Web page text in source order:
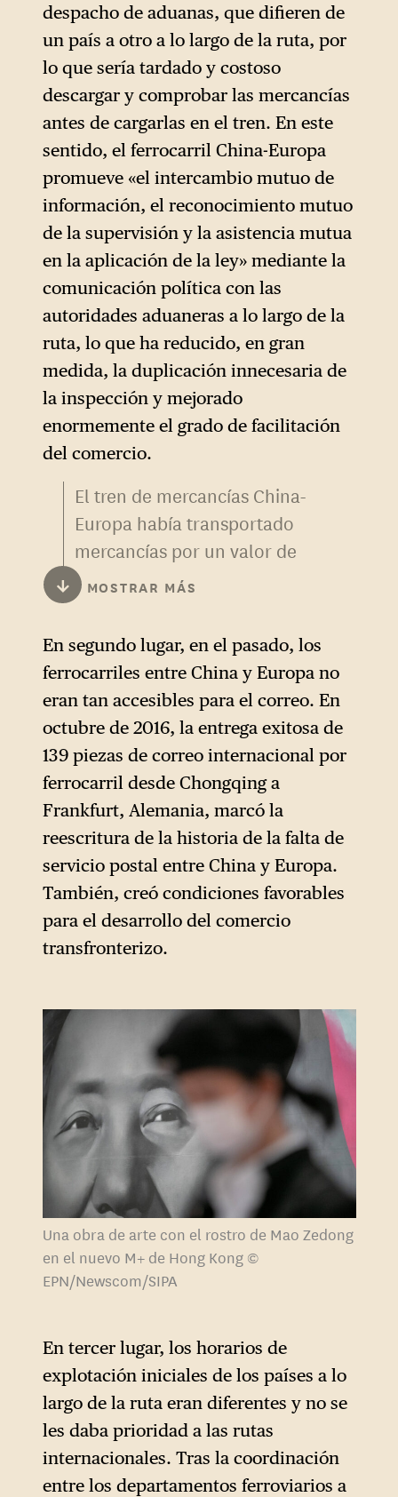
despacho de aduanas, que difieren de
un país a otro a lo largo de la ruta, por
lo que sería tardado y costoso
descargar y comprobar las mercancías
antes de cargarlas en el tren. En este
sentido, el ferrocarril China-Europa
promueve «el intercambio mutuo de
información, el reconocimiento mutuo
de la supervisión y la asistencia mutua
en la aplicación de la ley» mediante la
comunicación política con las
autoridades aduaneras a lo largo de la
ruta, lo que ha reducido, en gran
medida, la duplicación innecesaria de
la inspección y mejorado
enormemente el grado de facilitación
del comercio.
El tren de mercancías China-
Europa había transportado
mercancías por un valor de
más de 300000 millones de
dólares a finales de 2022. En
el primer trimestre de 2023, el
comercio exterior entre China
y los países de las Nuevas
Rutas de la Seda aumentó un
16.8 % interanual. A pesar de
ello, la creciente
preocupación por las
inversiones chinas en
infraestructuras estratégicas
en Europa llevó a la UE a
endurecer sus normas de
control de inversiones
extranjeras en 2020. Aunque
disociación, el anuncio que
hizo, la semana pasada, en
Italia, la presidente del
Consejo, Giorgia Meloni, de
una posible salida de las
Nuevas Rutas de la Seda
marca, al menos, una
desvinculación de la Unión
Europea con China.
↓ MOSTRAR MÁS
En segundo lugar, en el pasado, los
ferrocarriles entre China y Europa no
eran tan accesibles para el correo. En
octubre de 2016, la entrega exitosa de
139 piezas de correo internacional por
ferrocarril desde Chongqing a
Frankfurt, Alemania, marcó la
reescritura de la historia de la falta de
servicio postal entre China y Europa.
También, creó condiciones favorables
para el desarrollo del comercio
transfronterizo.
Una obra de arte con el rostro de Mao Zedong
en el nuevo M+ de Hong Kong ©
EPN/Newscom/SIPA
En tercer lugar, los horarios de
explotación iniciales de los países a lo
largo de la ruta eran diferentes y no se
les daba prioridad a las rutas
internacionales. Tras la coordinación
entre los departamentos ferroviarios a